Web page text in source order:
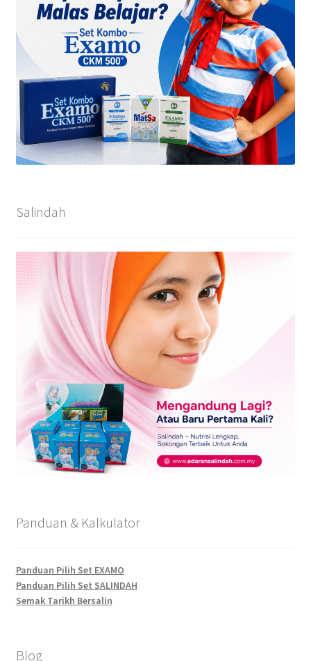
Salindah
Panduan & Kalkulator
Panduan Pilih Set EXAMO
Panduan Pilih Set SALINDAH
Semak Tarikh Bersalin
Blog